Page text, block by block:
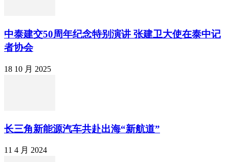
中泰建交50周年纪念特别演讲 张建卫大使在泰中记
者协会
18 10 月 2025
长三角新能源汽车共赴出海“新航道”
11 4 月 2024